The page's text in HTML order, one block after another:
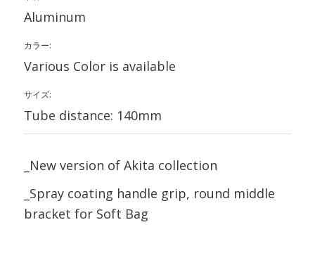
Aluminum
カラー:
Various Color is available
サイズ:
Tube distance: 140mm
_New version of Akita collection
_Spray coating handle grip, round middle
bracket for Soft Bag